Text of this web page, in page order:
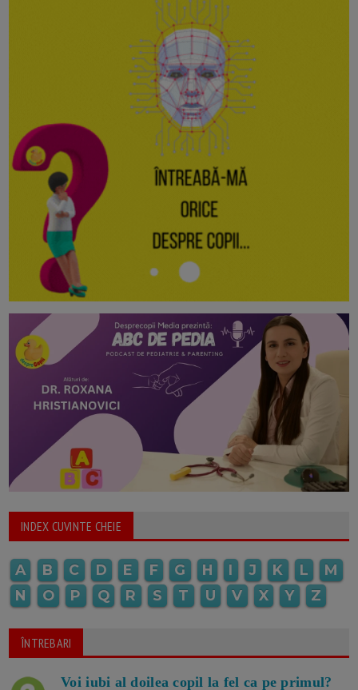
INDEX CUVINTE CHEIE
A B C D E F G H I J K L
M
N
O P Q R S T U V X Y Z
ÎNTREBARI
Voi iubi al doilea copil la fel ca pe primul?